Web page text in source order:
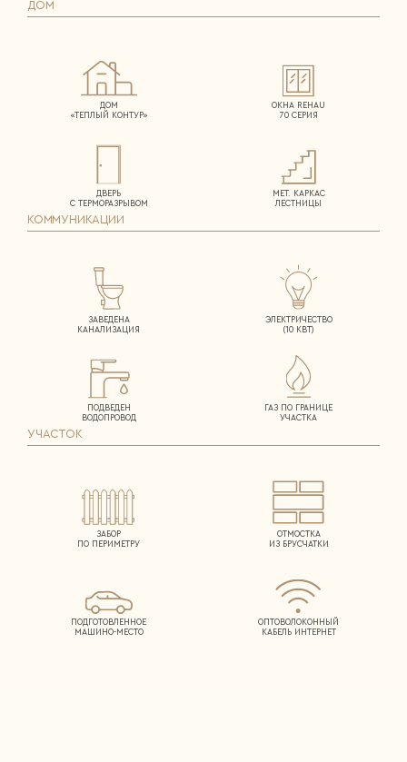
ДОМ
ДОМ
«ТЕПЛЫЙ КОНТУР»
ОКНА REHAU
70 СЕРИЯ
ДВЕРЬ
С ТЕРМОРАЗРЫВОМ
МЕТ. КАРКАС
ЛЕСТНИЦЫ
КОММУНИКАЦИИ
ЗАВЕДЕНА
КАНАЛИЗАЦИЯ
ЭЛЕКТРИЧЕСТВО
(10 КВТ)
ПОДВЕДЕН
ВОДОПРОВОД
ГАЗ ПО ГРАНИЦЕ
УЧАСТКА
УЧАСТОК
ЗАБОР
ПО ПЕРИМЕТРУ
ОТМОСТКА
ИЗ БРУСЧАТКИ
ПОДГОТОВЛЕННОЕ
МАШИНО-МЕСТО
ОПТОВОЛОКОННЫЙ
КАБЕЛЬ ИНТЕРНЕТ